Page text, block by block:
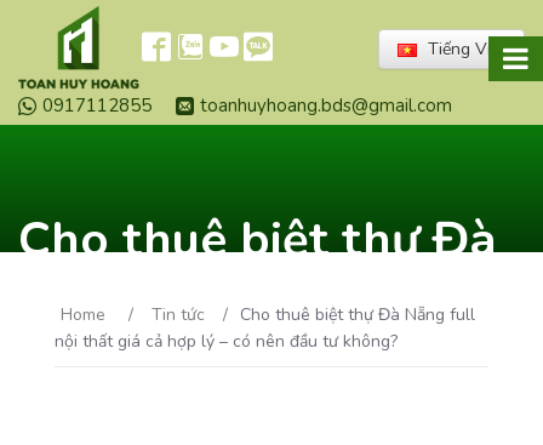
Tiếng Việt
0917112855 toanhuyhoang.bds@gmail.com
Cho thuê biệt thự Đà
Nẵng full nội thất giá
cả hợp lý – có nên đầu
Home / Tin tức / Cho thuê biệt thự Đà Nẵng full
nội thất giá cả hợp lý – có nên đầu tư không?